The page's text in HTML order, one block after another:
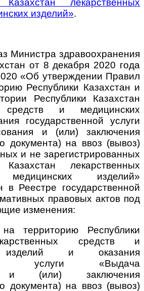
лекарственных
изделий».
Министра здравоохранения
от 8 декабря 2020 года
«Об утверждении Правил
Республики Казахстан и
Республики Казахстан
средств и медицинских
государственной услуги
и (или) заключения
документа) на ввоз (вывоз)
и не зарегистрированных
лекарственных
изделий»
в Реестре государственной
правовых актов под
изменения:
территорию Республики
средств и
изделий и оказания
услуги «Выдача
и (или) заключения
документа) на ввоз (вывоз)